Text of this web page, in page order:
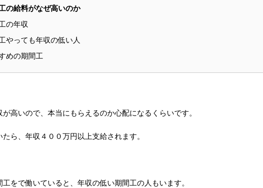
の給料がなぜ高いのか
の年収
やっても年収の低い人
めの期間工
高いので、本当にもらえるのか心配になるくらいです。
たら、年収４００万円以上支給されます。
をで働いていると、年収の低い期間工の人もいます。